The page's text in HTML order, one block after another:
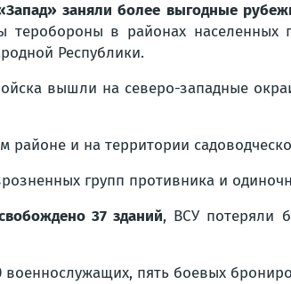
заняли более выгодные
теробороны в районах
Республики.
вышли на северо-западные
районе и на территории
групп противника и
37 зданий, ВСУ потеряли
военнослужащих, пять боевых